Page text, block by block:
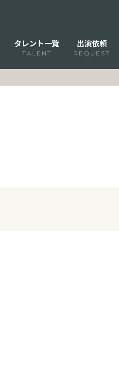
タレント一覧
TALENT
出演依頼
REQUEST